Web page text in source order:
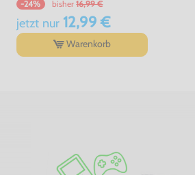
-24% bisher 16,99 €
jetzt nur12,99 €
Warenkorb